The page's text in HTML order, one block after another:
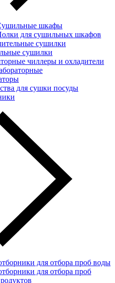
шкафы
для сушильных шкафов
сушилки
сушилки
чиллеры и охладители
для сушки посуды
для отбора проб воды
для отбора проб